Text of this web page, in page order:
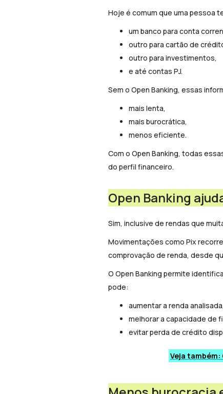
Hoje é comum que uma pessoa
um banco para conta
outro para cartão de
outro para investimentos,
e até contas PJ.
Sem o Open Banking, essas
mais lenta,
mais burocrática,
menos eficiente.
Com o Open Banking, todas
do perfil financeiro.
Open Banking
Sim, inclusive de rendas que
Movimentações como Pix
comprovação de renda, desde
O Open Banking permite
pode:
aumentar a renda analisada,
melhorar a capacidade de
evitar perda de crédito
Veja